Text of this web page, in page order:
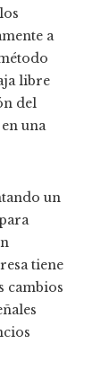
a
libre
del
una
un
tiene
cambios